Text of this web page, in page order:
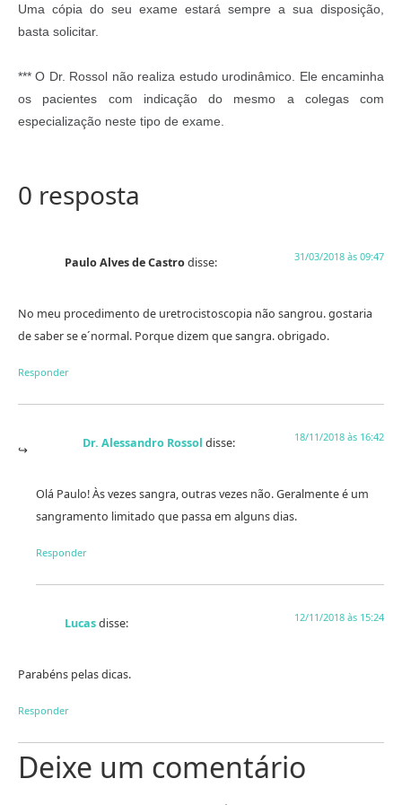
Uma cópia do seu exame estará sempre a sua disposição,
basta solicitar.
*** O Dr. Rossol não realiza estudo urodinâmico. Ele encaminha
os pacientes com indicação do mesmo a colegas com
especialização neste tipo de exame.
0 resposta
Paulo Alves de Castrodisse: 31/03/2018 às 09:47
No meu procedimento de uretrocistoscopia não sangrou. gostaria
de saber se e´normal. Porque dizem que sangra. obrigado.
Responder
Dr. Alessandro Rossol disse: 18/11/2018 às 16:42
Olá Paulo! Às vezes sangra, outras vezes não. Geralmente é um
sangramento limitado que passa em alguns dias.
Responder
Lucasdisse: 12/11/2018 às 15:24
Parabéns pelas dicas.
Responder
Deixe um comentário